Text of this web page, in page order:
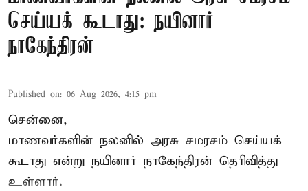
செய்யக் கூடாது: நயினார்
நாகேந்திரன்
Published on: 06 Aug 2026, 4:15 pm
சென்னை,
மாணவர்களின் நலனில் அரசு சமரசம் செய்யக்
கூடாது என்று நயினார் நாகேந்திரன் தெரிவித்து
உள்ளார்.